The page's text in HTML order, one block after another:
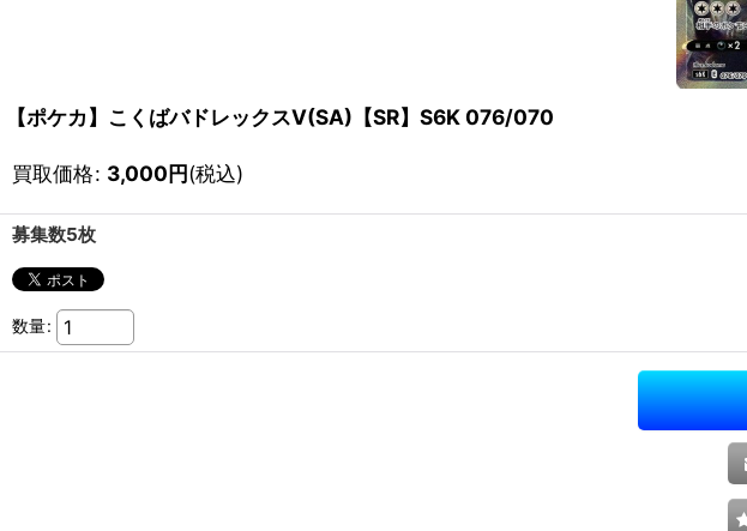
【ポケカ】こくばバドレックスV(SA)【SR】S6K 076/070
買取価格: 3,000円(税込)
募集数5枚
数量: